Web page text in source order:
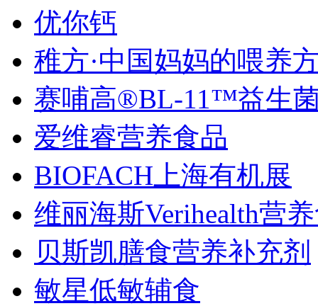
优你钙
稚方·中国妈妈的喂养
赛哺高®BL-11™益生
爱维睿营养食品
BIOFACH上海有机展
维丽海斯Verihealth营
贝斯凯膳食营养补充剂
敏星低敏辅食